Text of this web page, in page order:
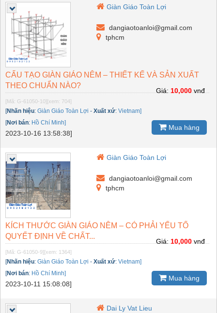
Giàn Giáo Toàn Lợi
dangiaotoanloi@gmail.com
tphcm
CẤU TẠO GIÀN GIÁO NÊM – THIẾT KẾ VÀ SẢN XUẤT
THEO CHUẨN NÀO?
[Mã: G-61050-10] [xem: 704]
[Nhãn hiệu: Giàn Giáo Toàn Lợi - Xuất xứ: Vietnam]
[Nơi bán: Hồ Chí Minh]
2023-10-16 13:58:38]
Giá:10,000vnđ
Mua hàng
Giàn Giáo Toàn Lợi
dangiaotoanloi@gmail.com
tphcm
KÍCH THƯỚC GIÀN GIÁO NÊM – CÓ PHẢI YẾU TỐ
QUYẾT ĐỊNH VỀ CHẤT...
[Mã: G-61050-9] [xem: 1364]
[Nhãn hiệu: Giàn Giáo Toàn Lợi - Xuất xứ: Vietnam]
[Nơi bán: Hồ Chí Minh]
2023-10-11 15:08:08]
Giá:10,000vnđ
Mua hàng
Dai Ly Vat Lieu